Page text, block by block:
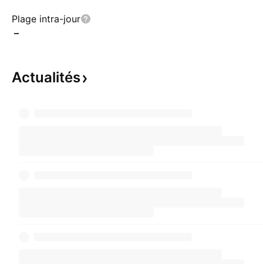
Plage intra-jour
–
Actualités